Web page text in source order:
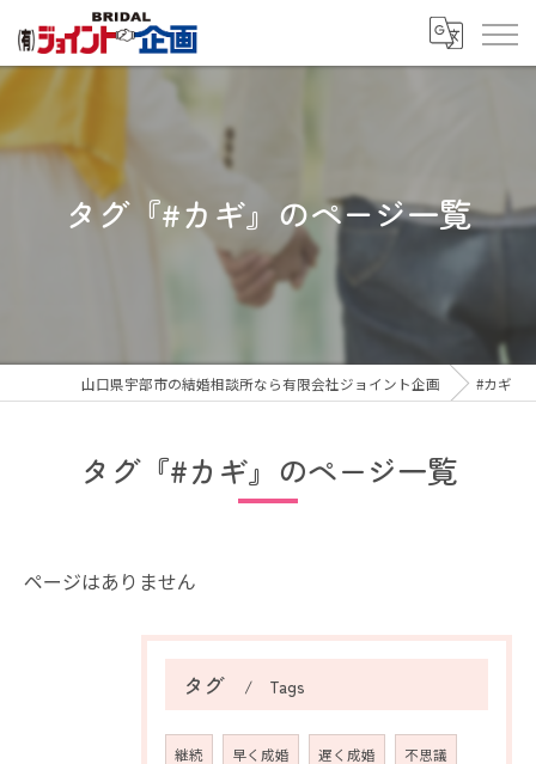
タグ『#カギ』のページ一覧
山口県宇部市の結婚相談所なら有限会社ジョイント企画 #カギ
タグ『#カギ』のページ一覧
ページはありません
タグ Tags
継続 早く成婚 遅く成婚 不思議